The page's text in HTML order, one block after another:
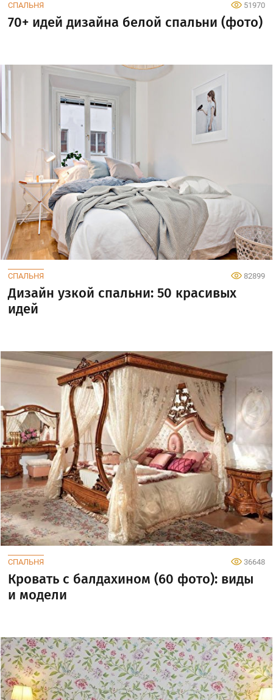
СПАЛЬНЯ 51970
70+ идей дизайна белой спальни (фото)
СПАЛЬНЯ 82899
Дизайн узкой спальни: 50 красивых
идей
СПАЛЬНЯ 36648
Кровать с балдахином (60 фото): виды
и модели